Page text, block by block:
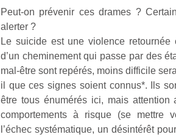
Peut-on prévenir ces drames ?
alerter ?
Le suicide est une violence retournée
d’un cheminement qui passe par des
mal-être sont repérés, moins difficile
il que ces signes soient connus*. Ils
être tous énumérés ici, mais
comportements à risque (se mettre
l’échec systématique, un désintérêt
simple.
divertissement,
activité
physique
ou
apprentissage…
pour les
de